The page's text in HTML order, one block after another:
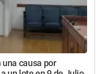
causa por